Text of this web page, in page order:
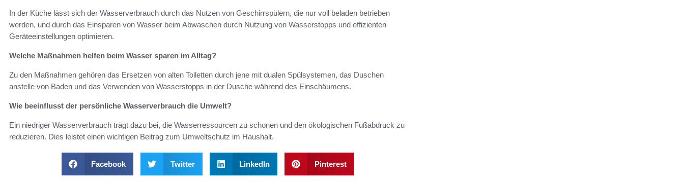
In der Küche lässt sich der Wasserverbrauch durch das Nutzen von Geschirrspülern, die nur voll beladen betrieben
werden, und durch das Einsparen von Wasser beim Abwaschen durch Nutzung von Wasserstopps und effizienten
Geräteeinstellungen optimieren.
Welche Maßnahmen helfen beim Wasser sparen im Alltag?
Zu den Maßnahmen gehören das Ersetzen von alten Toiletten durch jene mit dualen Spülsystemen, das Duschen
anstelle von Baden und das Verwenden von Wasserstopps in der Dusche während des Einschäumens.
Wie beeinflusst der persönliche Wasserverbrauch die Umwelt?
Ein niedriger Wasserverbrauch trägt dazu bei, die Wasserressourcen zu schonen und den ökologischen Fußabdruck zu
reduzieren. Dies leistet einen wichtigen Beitrag zum Umweltschutz im Haushalt.
Facebook Twitter LinkedIn Pinterest